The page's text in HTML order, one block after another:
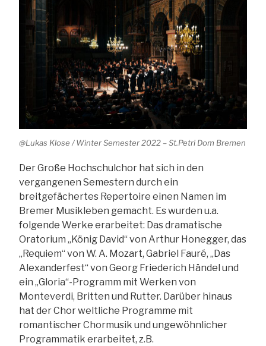
@Lukas Klose / Winter Semester 2022 – St.Petri Dom Bremen
Der Große Hochschulchor hat sich in den
vergangenen Semestern durch ein
breitgefächertes Repertoire einen Namen im
Bremer Musikleben gemacht. Es wurden u.a.
folgende Werke erarbeitet: Das dramatische
Oratorium „König David“ von Arthur Honegger, das
„Requiem“ von W. A. Mozart, Gabriel Fauré, „Das
Alexanderfest“ von Georg Friederich Händel und
ein „Gloria“-Programm mit Werken von
Monteverdi, Britten und Rutter. Darüber hinaus
hat der Chor weltliche Programme mit
romantischer Chormusik und ungewöhnlicher
Programmatik erarbeitet, z.B.